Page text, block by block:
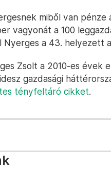
miből van
vagyonát a 100
Nyerges a 43. helyezett
Zsolt a 2010-es évek
gazdasági
tényfeltáró cikket.